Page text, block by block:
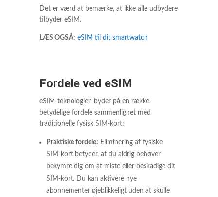
Det er værd at bemærke, at ikke alle udbydere
tilbyder eSIM.
LÆS OGSÅ: eSIM til dit smartwatch
Fordele ved eSIM
eSIM-teknologien byder på en række
betydelige fordele sammenlignet med
traditionelle fysisk SIM-kort:
Praktiske fordele: Eliminering af fysiske
SIM-kort betyder, at du aldrig behøver
bekymre dig om at miste eller beskadige dit
SIM-kort. Du kan aktivere nye
abonnementer øjeblikkeligt uden at skulle